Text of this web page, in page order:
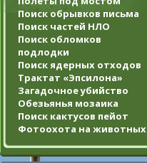
Поиск обрывков письма
Поиск частей НЛО
Поиск обломков
подлодки
Поиск ядерных отходов
Трактат «Эпсилона»
Загадочное убийство
Обезьянья мозаика
Поиск кактусов пейот
Фотоохота на животных